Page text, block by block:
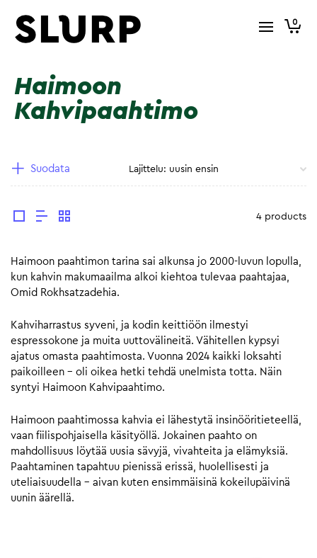
0
Haimoon
Kahvipaahtimo
Suodata
4 products
Haimoon paahtimon tarina sai alkunsa jo 2000-luvun lopulla,
kun kahvin makumaailma alkoi kiehtoa tulevaa paahtajaa,
Omid Rokhsatzadehia.
Kahviharrastus syveni, ja kodin keittiöön ilmestyi
espressokone ja muita uuttovälineitä. Vähitellen kypsyi
ajatus omasta paahtimosta. Vuonna 2024 kaikki loksahti
paikoilleen – oli oikea hetki tehdä unelmista totta. Näin
syntyi Haimoon Kahvipaahtimo.
Haimoon paahtimossa kahvia ei lähestytä insinööritieteellä,
vaan fiilispohjaisella käsityöllä. Jokainen paahto on
mahdollisuus löytää uusia sävyjä, vivahteita ja elämyksiä.
Paahtaminen tapahtuu pienissä erissä, huolellisesti ja
uteliaisuudella – aivan kuten ensimmäisinä kokeilupäivinä
uunin äärellä.